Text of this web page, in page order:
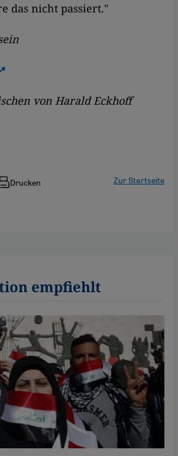
das nicht passiert."
von Harald Eckhoff
Drucken Zur Startseite
empfiehlt